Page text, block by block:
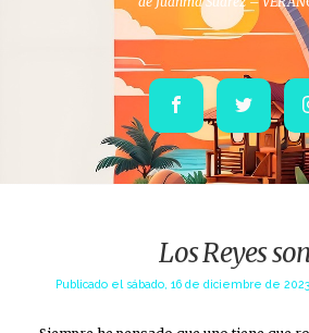
Facebook Twitter
Los Reyes
Publicado el sábado, 16 de diciembre de